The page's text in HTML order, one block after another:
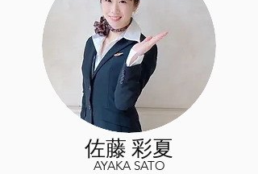
佐藤 彩夏
AYAKA SATO